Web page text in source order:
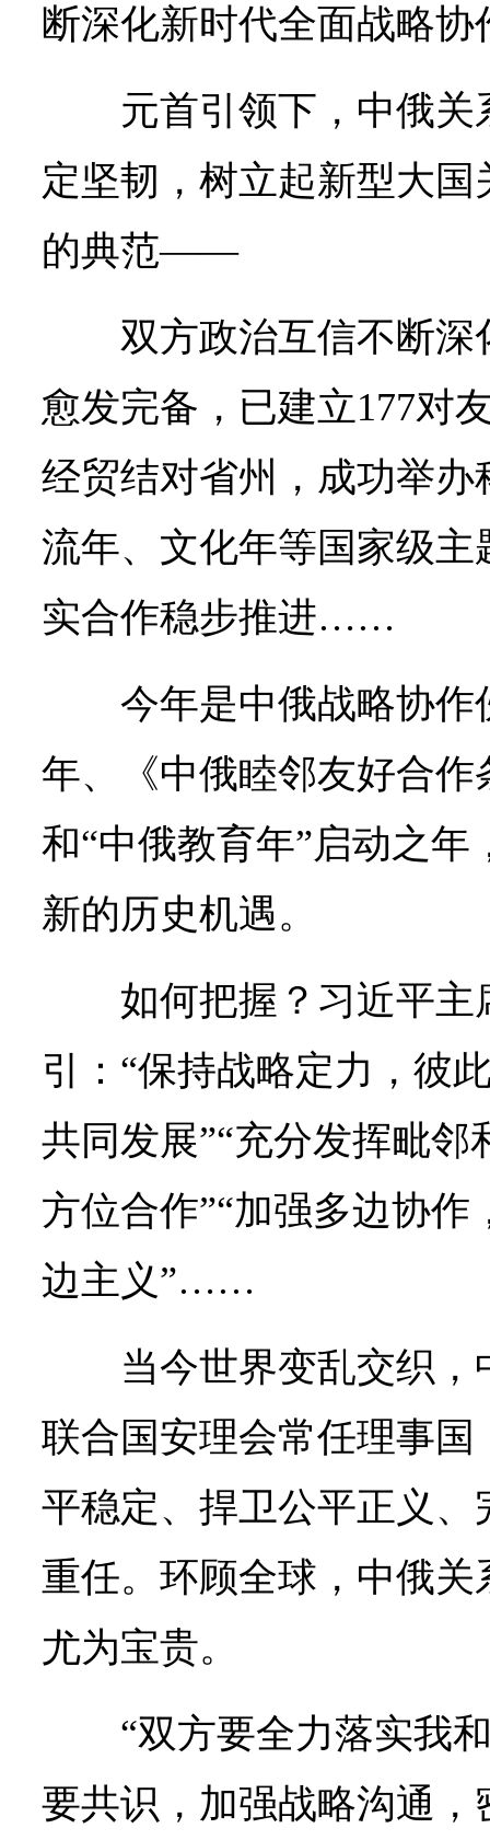
断深化新时代全面战略
元首引领下，中俄
定坚韧，树立起新型大
的典范——
双方政治互信不断
愈发完备，已建立177对
经贸结对省州，成功举
流年、文化年等国家级
实合作稳步推进……
今年是中俄战略协作
年、《中俄睦邻友好合作
和“中俄教育年”启动之
新的历史机遇。
如何把握？习近平主
引：“保持战略定力，彼
共同发展”“充分发挥毗
方位合作”“加强多边协
边主义”……
当今世界变乱交织
联合国安理会常任理事
平稳定、捍卫公平正义
重任。环顾全球，中俄
尤为宝贵。
“双方要全力落实我
要共识，加强战略沟通